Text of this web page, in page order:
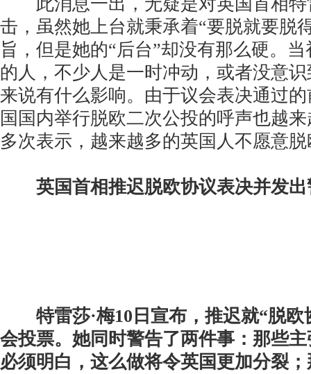
击，虽然她上台就秉承着“要脱就要脱
旨，但是她的“后台”却没有那么硬。
的人，不少人是一时冲动，或者没意
来说有什么影响。由于议会表决通过
国国内举行脱欧二次公投的呼声也越
多次表示，越来越多的英国人不愿意
英国首相推迟脱欧协议表决并发
特雷莎·梅10日宣布，推迟就“脱
会投票。她同时警告了两件事：那些
必须明白，这么做将令英国更加分裂